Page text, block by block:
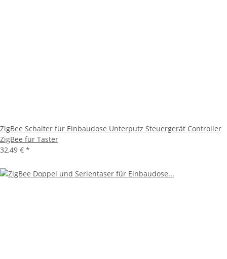
ZigBee Schalter für Einbaudose Unterputz Steuergerät Controller
ZigBee für Taster
32,49 € *